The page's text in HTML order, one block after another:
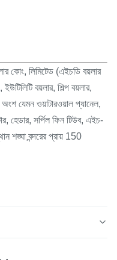
কোং, লিমিটেড (এইচডি বয়লার
ইউটিলিটি বয়লার, শিল্প বয়লার,
যেমন ওয়াটারওয়াল প্যানেল,
হেডার, সর্পিল ফিন টিউব, এইচ-
শঙ্ঘা বন্দরের প্রায় 150